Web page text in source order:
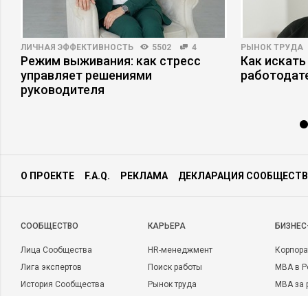
ЛИЧНАЯ ЭФФЕКТИВНОСТЬ 5502 4
Режим выживания: как стресс
управляет решениями
руководителя
РЫНОК ТРУДА
Как
О ПРОЕКТЕ F.A.Q. РЕКЛАМА ДЕКЛАРАЦИЯ
CООБЩЕСТВО
Лица Сообщества
Лига экспертов
История Сообщества
КАРЬЕРА
HR-менеджмент
Поиск работы
Рынок труда
MBA в
MBA